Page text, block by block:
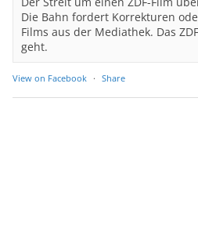
Die Bahn fordert Korrekturen
Films aus der Mediathek. Das
geht.
View on Facebook · Share